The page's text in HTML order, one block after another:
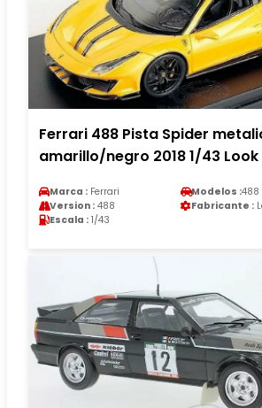
Ferrari 488 Pista Spider
amarillo/negro 2018 1/43
Marca : Ferrari Modelos :488
Version : 488 Fabricante :
Escala : 1/43